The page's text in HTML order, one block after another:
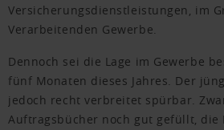
Versicherungsdienstleistungen, im
Verarbeitenden Gewerbe.
Dennoch sei die Lage im Gewerbe
fünf Monaten dieses Jahres. Der
jedoch recht verbreitet spürbar.
Auftragsbücher noch gut gefüllt, die